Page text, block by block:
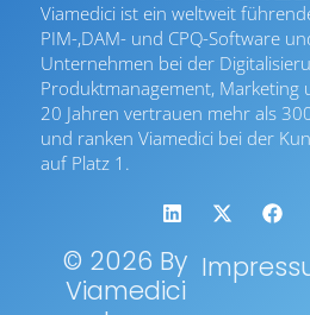
Viamedici ist ein weltweit
PIM-,DAM- und CPQ-Software
Unternehmen bei der
Produktmanagement, Marketing
20 Jahren vertrauen mehr als
und ranken Viamedici bei der
auf Platz 1.
© 2026 By
Viamedici